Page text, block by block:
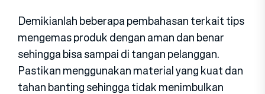
Demikianlah beberapa pembahasan terkait tips
mengemas produk dengan aman dan benar
sehingga bisa sampai di tangan pelanggan.
Pastikan menggunakan material yang kuat dan
tahan banting sehingga tidak menimbulkan